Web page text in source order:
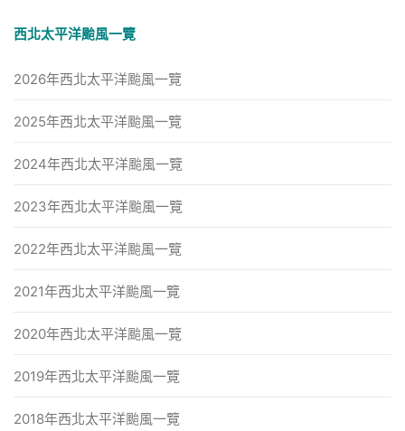
字:
西北太平洋颱風一覽
2026年西北太平洋颱風一覽
2025年西北太平洋颱風一覽
2024年西北太平洋颱風一覽
2023年西北太平洋颱風一覽
2022年西北太平洋颱風一覽
2021年西北太平洋颱風一覽
2020年西北太平洋颱風一覽
2019年西北太平洋颱風一覽
2018年西北太平洋颱風一覽